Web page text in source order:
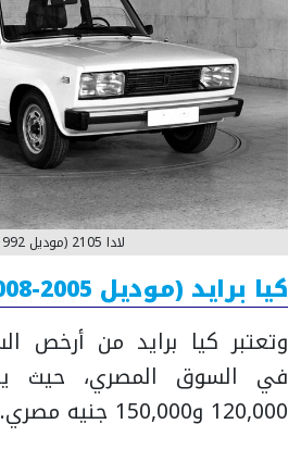
لادا 2105 (موديل 1992)
كيا برايد (موديل 2005-2008)
وتعتبر كيا برايد من أرخص
في السوق المصري، حيث
120,000 و150,000 جنيه مصري.